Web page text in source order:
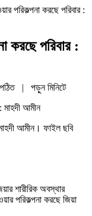
পরিকল্পনা করছে পরিবার :
করছে পরিবার :
| পড়ুনমিনিটে
মাহদী আমীন। ফাইল ছবি
শারীরিক অবস্থার
পরিকল্পনা করছে জিয়া